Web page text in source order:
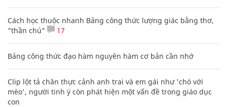
Cách học thuộc nhanh Bảng công thức lượng giác bằng thơ,
"thần chú"
17
Bảng công thức đạo hàm nguyên hàm cơ bản cần nhớ
Clip lột tả chân thực cảnh anh trai và em gái như 'chó với
mèo', người tinh ý còn phát hiện một vấn đề trong giáo dục
con